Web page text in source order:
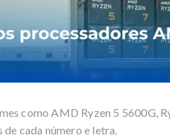
como AMD Ryzen 5 5600G,
cada número e letra.